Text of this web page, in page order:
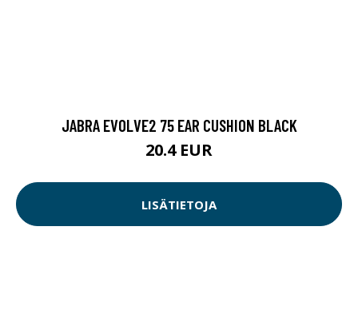
JABRA EVOLVE2 75 EAR CUSHION BLACK
20.4 EUR
LISÄTIETOJA